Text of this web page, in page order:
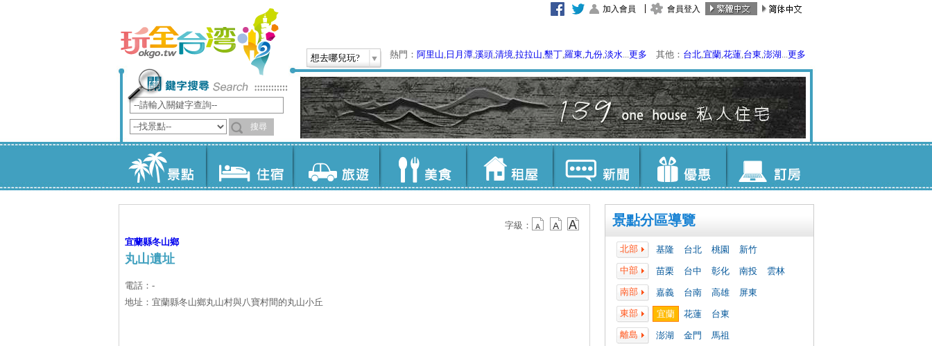
加入會員 會員登入
想去哪兒玩? 熱門： 阿里山, 日月潭,溪頭,清境,拉拉山,墾丁,羅東,九份,淡水...更多 其他： 台北,宜蘭,花蓮,台東,澎湖...更多
景點分區導覽
北部 基隆 台北 桃園
新竹
中部
苗栗 台中 彰化 南投
雲林
南部
嘉義 台南 高雄
屏東
東部
宜蘭 花蓮
台東
離島
澎湖 金門 馬祖
字級：
宜蘭縣冬山鄉
丸山遺址
電話：-
地址：宜蘭縣冬山鄉丸山村與八寶村間的丸山小丘